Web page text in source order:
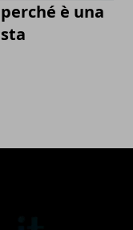
è una